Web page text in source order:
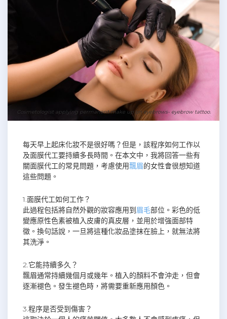
Cosmetologist applying permanent make up on eyebrows- eyebrow tattoo.
每天早上起床化妝不是很好嗎？但是，該程序如何工作以
及面膜代工要持續多長時間。在本文中，我將回答一些有
關面膜代工的常見問題，考慮使用飄眉的女性會很想知道
這些問題。
1.面膜代工如何工作？
此過程包括將自然外觀的妝容應用到眉毛部位。彩色的低
變應原性色素被植入皮膚的真皮層，並用於增強面部特
徵。換句話說，一旦將這種化妝品塗抹在臉上，就無法將
其洗淨。
2.它能持續多久？
飄眉通常持續幾個月或幾年。植入的顏料不會沖走，但會
逐漸褪色。發生褪色時，將需要重新應用顏色。
3.程序是否受到傷害？